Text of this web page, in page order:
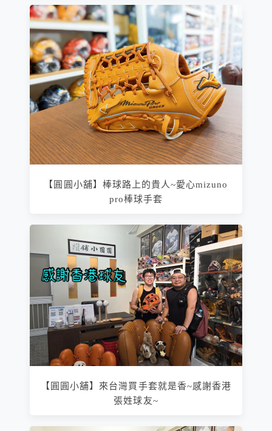
【圓圓小舖】棒球路上的貴人~愛心mizuno
pro棒球手套
【圓圓小舖】來台灣買手套就是香~感謝香港
張姓球友~